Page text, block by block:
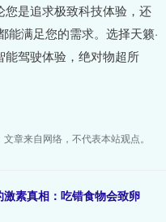
是追求极致科技体验，还
能满足您的需求。选择天籁·
驾驶体验，绝对物超所
章来自网络，不代表本站观点。
素真相：吃错食物会致卵